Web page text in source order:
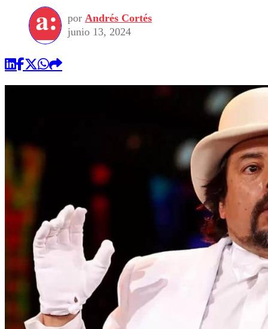
por Andrés Cortés
junio 13, 2024